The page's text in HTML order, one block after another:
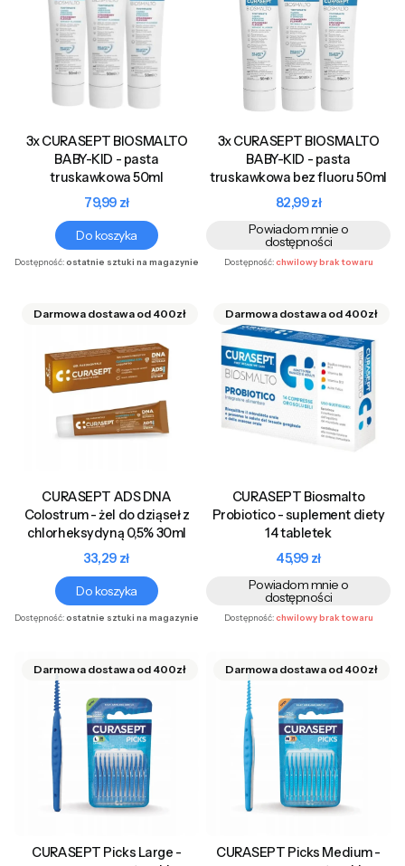
3x CURASEPT BIOSMALTO
BABY-KID - pasta
truskawkowa 50ml
Cena
79,99 zł
Do koszyka
Dostępność:ostatnie sztuki na magazynie
3x CURASEPT BIOSMALTO
BABY-KID - pasta
truskawkowa bez fluoru 50ml
Cena
82,99 zł
Powiadom mnie o
dostępności
Dostępność:chwilowy brak towaru
CURASEPT ADS DNA
Colostrum - żel do dziąseł z
chlorheksydyną 0,5% 30ml
Cena
33,29 zł
Do koszyka
Dostępność:ostatnie sztuki na magazynie
CURASEPT Biosmalto
Probiotico - suplement diety
14 tabletek
Cena
45,99 zł
Powiadom mnie o
dostępności
Dostępność:chwilowy brak towaru
CURASEPT Picks Large -
CURASEPT Picks Medium -